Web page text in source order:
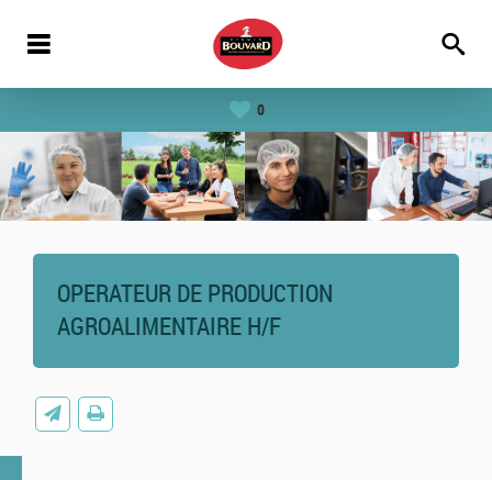
0
OPERATEUR DE PRODUCTION
AGROALIMENTAIRE H/F